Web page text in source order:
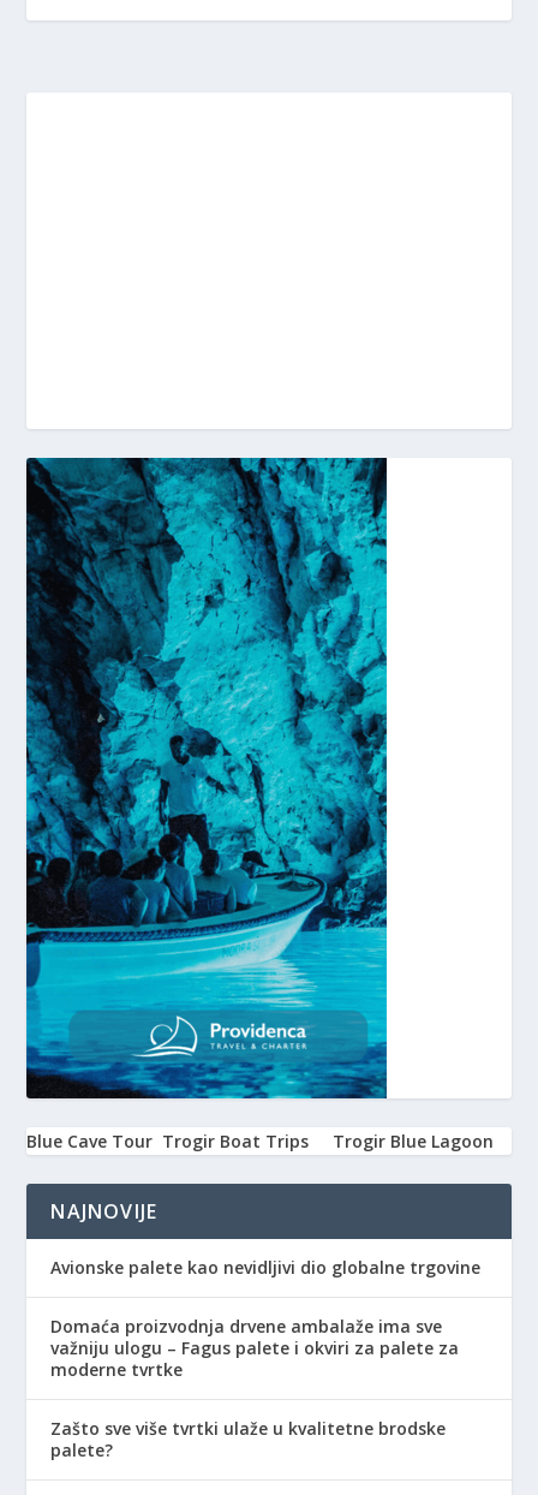
Blue Cave Tour Trogir Boat Trips Trogir Blue Lagoon
NAJNOVIJE
Avionske palete kao nevidljivi dio globalne trgovine
Domaća proizvodnja drvene ambalaže ima sve
važniju ulogu – Fagus palete i okviri za palete za
moderne tvrtke
Zašto sve više tvrtki ulaže u kvalitetne brodske
palete?